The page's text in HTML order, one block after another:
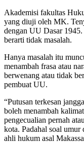
Akademisi fakultas
yang diuji oleh MK.
dengan UU Dasar
berarti tidak masalah.
Hanya masalah itu
menambah frasa atau
berwenang atau tidak
pembuat UU.
“Putusan terkesan
boleh menambah
pengecualian pernah
kota. Padahal soal umur
ahli hukum asal